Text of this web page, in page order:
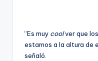
“Es muy coolver que
estamos a la altura de
señaló.